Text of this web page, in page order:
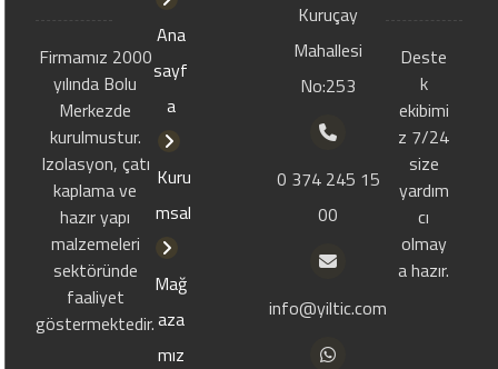
Firmamız 2000
yılında Bolu
Merkezde
kurulmustur.
Izolasyon, çatı
kaplama ve
hazır yapı
malzemeleri
sektöründe
faaliyet
göstermektedir.
Ana
sayf
a
Kuru
msal
Mağ
aza
mız
Kuruçay
Mahallesi
No:253
0 374 245 15
00
info@yiltic.com
Deste
k
ekibimi
z 7/24
size
yardım
cı
olmay
a hazır.